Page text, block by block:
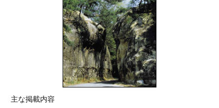
主な掲載内容